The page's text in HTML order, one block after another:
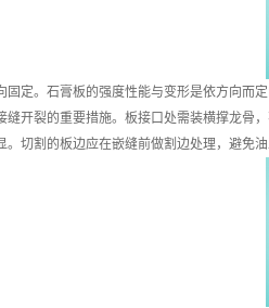
固定。石膏板的强度性能与变形是依方向而
缝开裂的重要措施。板接口处需装横撑龙骨，
。切割的板边应在嵌缝前做割边处理，避免